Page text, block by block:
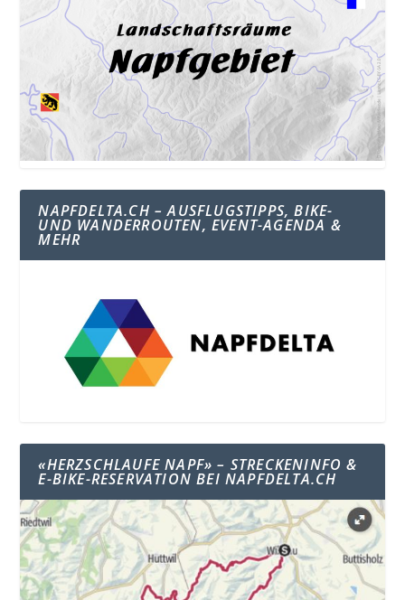
NAPFDELTA.CH – AUSFLUGSTIPPS, BIKE-
UND WANDERROUTEN, EVENT-AGENDA &
MEHR
«HERZSCHLAUFE NAPF» – STRECKENINFO &
E-BIKE-RESERVATION BEI NAPFDELTA.CH